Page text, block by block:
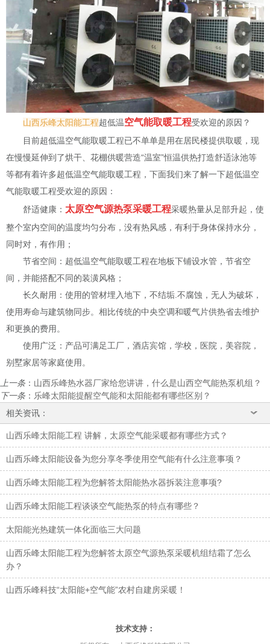
山西乐峰太阳能工程超低温空气能取暖工程受欢迎的原因？
目前超低温空气能取暖工程已不单单是用在居民楼提供取暖，现
在慢慢延伸到了烘干、花棚供暖营造“温室”恒温供热打造舒适泳池等
等都有着许多超低温空气能取暖工程，下面我们来了解一下超低温空
气能取暖工程受欢迎的原因：
舒适健康： 太原空气源热泵采暖工程采暖热量从足部升起，使
整个室内空间的温度均匀分布，没有热风感，有利于身体保持水分，
同时对，有作用；
节省空间：超低温空气能取暖工程在地板下铺设水管，节省空
间，并能搭配不同的装潢风格；
长久耐用：使用的管材埋入地下，不结垢.不腐蚀，无人为破坏，
使用寿命与建筑物同步。相比传统的中央空调和暖气片供热省去维护
和更换的费用。
使用广泛：产品可满足工厂，酒店宾馆，学校，医院，美容院，
别墅家居等家庭使用。
上一条： 山西乐峰热水器厂家给您讲讲，什么是山西空气能热泵机组？
下一条： 乐峰太阳能提醒空气能和太阳能都有哪些区别？
相关资讯：
山西乐峰太阳能工程 讲解，太原空气能采暖都有哪些方式？
山西乐峰太阳能设备为您分享冬季使用空气能有什么注意事项？
山西乐峰太阳能工程为您解答太阳能热水器拆装注意事项?
山西乐峰太阳能工程谈谈空气能热泵的特点有哪些？
太阳能光热建筑一体化面临三大问题
山西乐峰太阳能工程为您解答太原空气源热泵采暖机组结霜了怎么
办？
山西乐峰科技“太阳能+空气能”农村自建房采暖！
技术支持：